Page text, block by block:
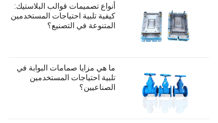
أنواع تصميمات قوالب البلاستيك:
كيفية تلبية احتياجات المستخدمين
المتنوعة في التصنيع؟
ما هي مزايا صمامات البوابة في
تلبية احتياجات المستخدمين
الصناعيين؟